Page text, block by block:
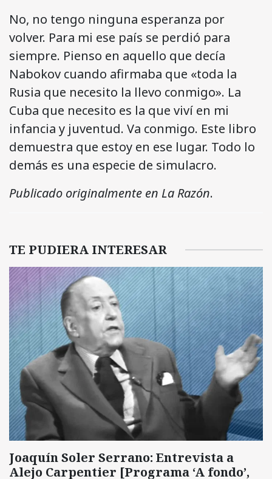
No, no tengo ninguna esperanza por
volver. Para mi ese país se perdió para
siempre. Pienso en aquello que decía
Nabokov cuando afirmaba que «toda la
Rusia que necesito la llevo conmigo». La
Cuba que necesito es la que viví en mi
infancia y juventud. Va conmigo. Este libro
demuestra que estoy en ese lugar. Todo lo
demás es una especie de simulacro.
Publicado originalmente en La Razón.
TE PUDIERA INTERESAR
Joaquín Soler Serrano: Entrevista a
Alejo Carpentier [Programa ‘A fondo’,